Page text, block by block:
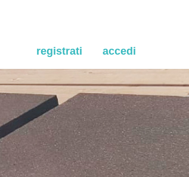
registrati accedi